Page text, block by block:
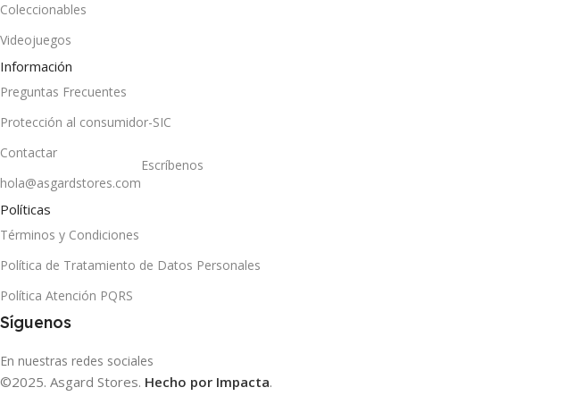
Coleccionables
Videojuegos
Información
Preguntas Frecuentes
Protección al consumidor-SIC
Contactar
hola@asgardstores.com
Escríbenos
Políticas
Términos y Condiciones
Política de Tratamiento de Datos Personales
Política Atención PQRS
Síguenos
En nuestras redes sociales
©2025. Asgard Stores. Hecho por Impacta.